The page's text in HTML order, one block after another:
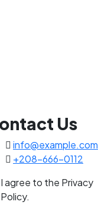
Us
info@example.com
+208-666-0112
I agree to the Privacy
Policy.